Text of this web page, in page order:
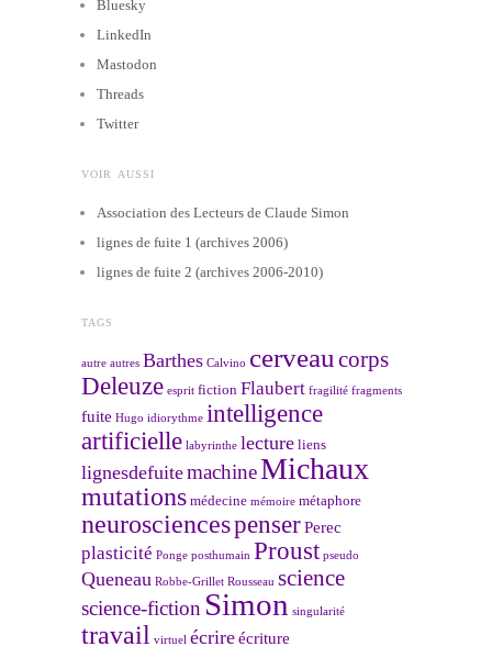
Bluesky
LinkedIn
Mastodon
Threads
Twitter
VOIR AUSSI
Association des Lecteurs de Claude Simon
lignes de fuite 1 (archives 2006)
lignes de fuite 2 (archives 2006-2010)
TAGS
autre autres Barthes Calvino cerveau corps
Deleuze esprit fiction Flaubert fragilité fragments
fuite Hugo idiorythme intelligence
artificielle labyrinthe lecture liens
lignesdefuitemachineMichaux
mutations médecine mémoire métaphore
neurosciencespenserPerec
plasticité Ponge posthumain Proust pseudo
Queneau Robbe-Grillet Rousseau science
science-fiction Simon singularité
travail virtuel écrireécriture